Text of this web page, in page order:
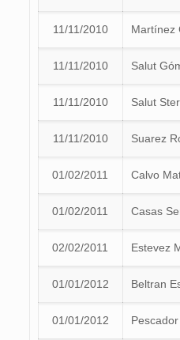
11/11/2010 Martínez
11/11/2010 Salut
11/11/2010 Salut
11/11/2010 Suarez
01/02/2011 Calvo
01/02/2011 Casas
02/02/2011 Estevez
01/01/2012 Beltran
01/01/2012